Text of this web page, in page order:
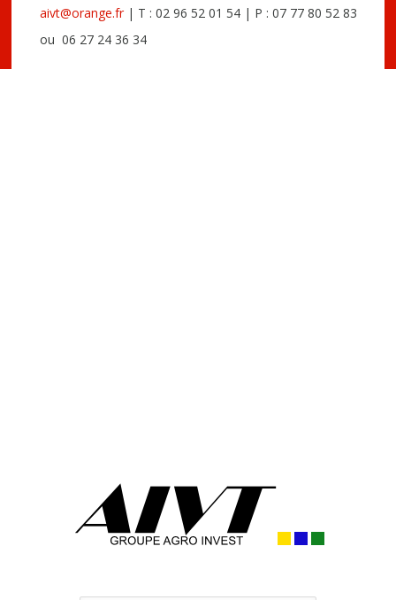
aivt@orange.fr| T : 02 96 52 01 54 | P : 07 77 80 52 83
ou 06 27 24 36 34